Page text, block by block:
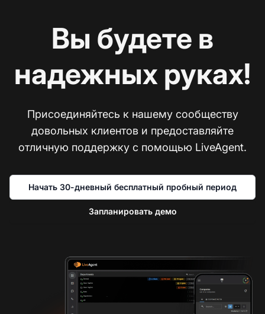
Вы будете в
надежных руках!
Присоединяйтесь к нашему сообществу
довольных клиентов и предоставляйте
отличную поддержку с помощью LiveAgent.
Начать 30-дневный бесплатный пробный период
Запланировать демо